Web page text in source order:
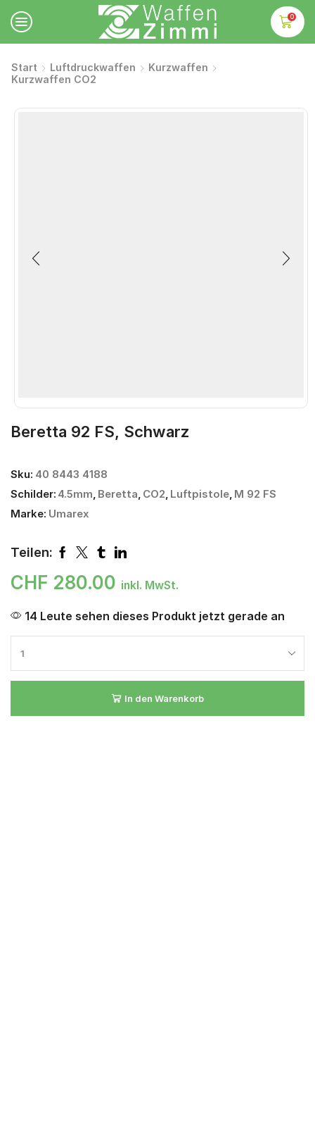
0
Start Luftdruckwaffen
Kurzwaffen
Kurzwaffen CO2
Beretta 92 FS, Schwarz
Sku: 40 8443 4188
Schilder: 4.5mm, Beretta, CO2, Luftpistole, M 92 FS
Marke: Umarex
Teilen:
CHF 280.00 inkl. MwSt.
14 Leute sehen dieses Produkt jetzt gerade an
In den Warenkorb